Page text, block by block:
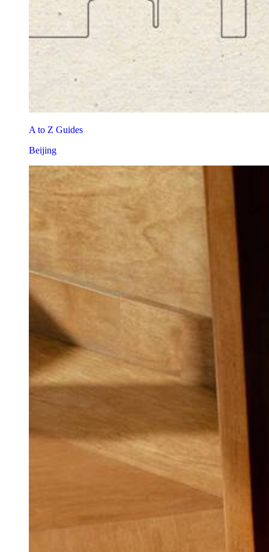
A to Z Guides
Beijing